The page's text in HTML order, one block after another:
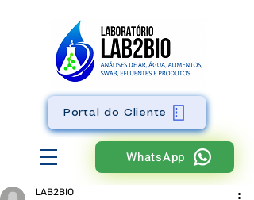
WhatsApp
Portal do Cliente
LAB2BIO